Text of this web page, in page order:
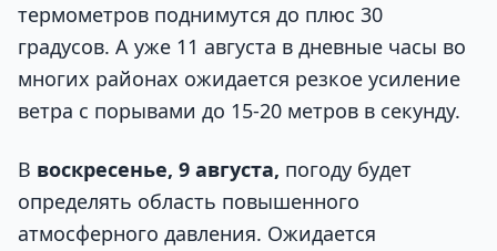
термометров поднимутся до плюс 30
градусов. А уже 11 августа в дневные часы во
многих районах ожидается резкое усиление
ветра с порывами до 15-20 метров в секунду.
В воскресенье, 9 августа, погоду будет
определять область повышенного
атмосферного давления. Ожидается